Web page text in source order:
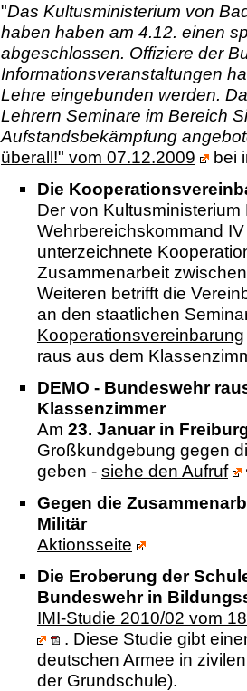
"Das Kultusministerium von
haben haben am 4.12. einen
abgeschlossen. Offiziere der
Informationsveranstaltungen
Lehre eingebunden werden.
Lehrern Seminare im Bereich
Aufstandsbekämpfung
überall!" vom 07.12.2009
bei
Die
Der von
Wehrbereichskommand
unterzeichnete
Zusammenarbeit
Weiteren betrifft die
an den staatlichen
Kooperationsvereinbarung
raus aus dem
DEMO - Bundeswehr
Klassenzimmer
Am 23. Januar in
Großkundgebung gegen
geben - siehe den Aufruf
Gegen die
Militär
Aktionsseite
Die Eroberung der
Bundeswehr in
IMI-Studie 2010/02 vom
. Diese Studie gibt
deutschen Armee in
der Grundschule).